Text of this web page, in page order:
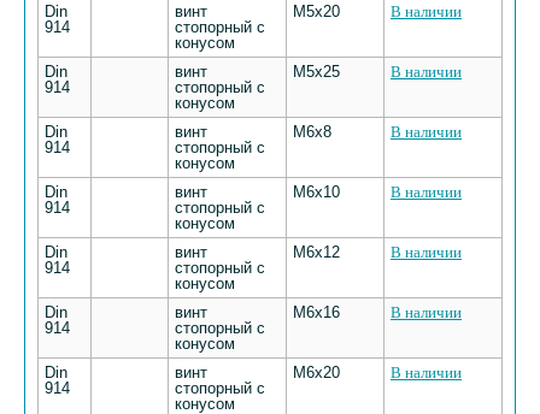
Din
914
винт
стопорный с
конусом
М5х20 В наличии
Din
914
винт
стопорный с
конусом
М5х25 В наличии
Din
914
винт
стопорный с
конусом
М6х8 В наличии
Din
914
винт
стопорный с
конусом
М6х10 В наличии
Din
914
винт
стопорный с
конусом
М6х12 В наличии
Din
914
винт
стопорный с
конусом
М6х16 В наличии
Din
914
винт
стопорный с
конусом
М6х20 В наличии